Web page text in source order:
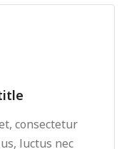
consectetur
luctus nec